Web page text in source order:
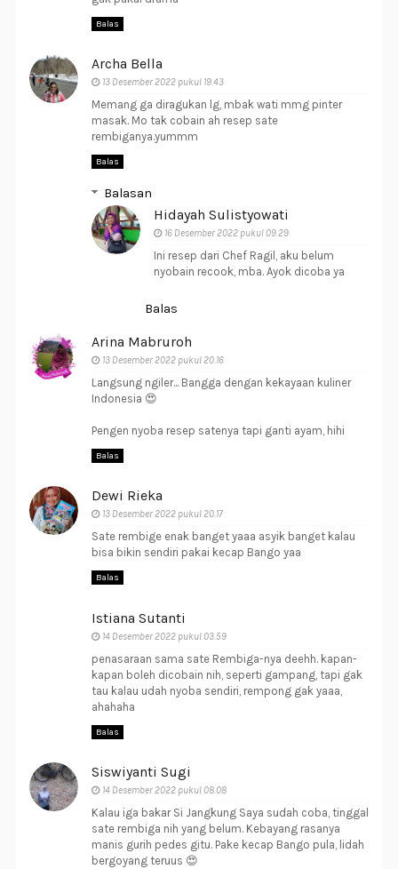
Balas
Archa Bella
13 Desember 2022 pukul 19.43
Memang ga diragukan lg, mbak wati mmg pinter
masak. Mo tak cobain ah resep sate
rembiganya.yummm
Balas
Balasan
Hidayah Sulistyowati
16 Desember 2022 pukul 09.29
Ini resep dari Chef Ragil, aku belum
nyobain recook, mba. Ayok dicoba ya
Balas
Arina Mabruroh
13 Desember 2022 pukul 20.16
Langsung ngiler... Bangga dengan kekayaan kuliner
Indonesia 😍
Pengen nyoba resep satenya tapi ganti ayam, hihi
Balas
Dewi Rieka
13 Desember 2022 pukul 20.17
Sate rembige enak banget yaaa asyik banget kalau
bisa bikin sendiri pakai kecap Bango yaa
Balas
Istiana Sutanti
14 Desember 2022 pukul 03.59
penasaraan sama sate Rembiga-nya deehh. kapan-
kapan boleh dicobain nih, seperti gampang, tapi gak
tau kalau udah nyoba sendiri, rempong gak yaaa,
ahahaha
Balas
Siswiyanti Sugi
14 Desember 2022 pukul 08.08
Kalau iga bakar Si Jangkung Saya sudah coba, tinggal
sate rembiga nih yang belum. Kebayang rasanya
manis gurih pedes gitu. Pake kecap Bango pula, lidah
bergoyang teruus 😍